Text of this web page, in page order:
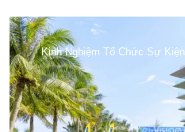
Kinh Nghiệm Tổ Chức Sự Kiện